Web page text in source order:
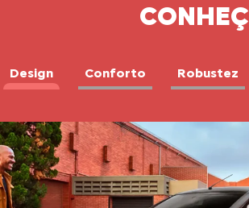
Design Conforto Robustez